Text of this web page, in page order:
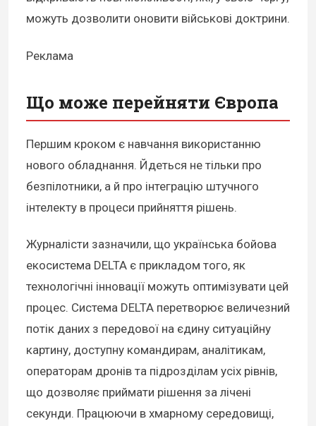
можуть дозволити оновити військові доктрини.
Реклама
Що може перейняти Європа
Першим кроком є навчання використанню
нового обладнання. Йдеться не тільки про
безпілотники, а й про інтеграцію штучного
інтелекту в процеси прийняття рішень.
Журналісти зазначили, що українська бойова
екосистема DELTA є прикладом того, як
технологічні інновації можуть оптимізувати цей
процес. Система DELTA перетворює величезний
потік даних з передової на єдину ситуаційну
картину, доступну командирам, аналітикам,
операторам дронів та підрозділам усіх рівнів,
що дозволяє приймати рішення за лічені
секунди. Працюючи в хмарному середовищі,